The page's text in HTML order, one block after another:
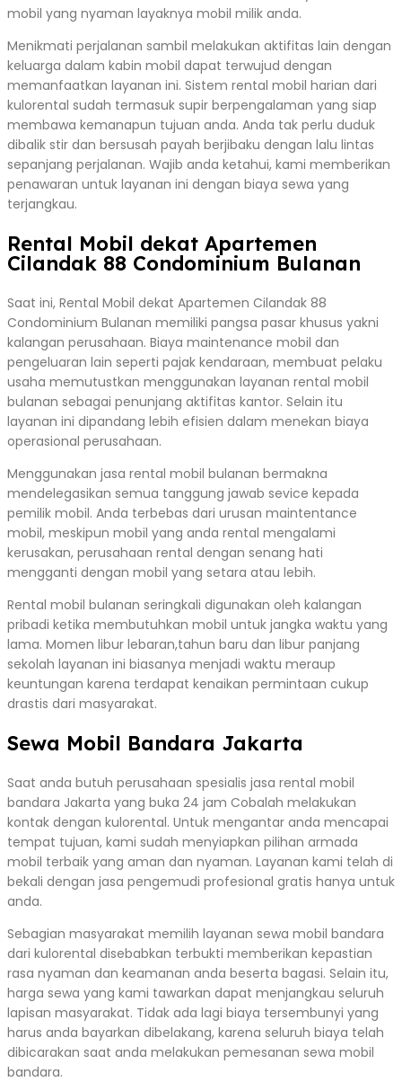
mobil yang nyaman layaknya mobil milik anda.
Menikmati perjalanan sambil melakukan aktifitas lain dengan
keluarga dalam kabin mobil dapat terwujud dengan
memanfaatkan layanan ini. Sistem rental mobil harian dari
kulorental sudah termasuk supir berpengalaman yang siap
membawa kemanapun tujuan anda. Anda tak perlu duduk
dibalik stir dan bersusah payah berjibaku dengan lalu lintas
sepanjang perjalanan. Wajib anda ketahui, kami memberikan
penawaran untuk layanan ini dengan biaya sewa yang
terjangkau.
Rental Mobil dekat Apartemen
Cilandak 88 Condominium Bulanan
Saat ini, Rental Mobil dekat Apartemen Cilandak 88
Condominium Bulanan memiliki pangsa pasar khusus yakni
kalangan perusahaan. Biaya maintenance mobil dan
pengeluaran lain seperti pajak kendaraan, membuat pelaku
usaha memutustkan menggunakan layanan rental mobil
bulanan sebagai penunjang aktifitas kantor. Selain itu
layanan ini dipandang lebih efisien dalam menekan biaya
operasional perusahaan.
Menggunakan jasa rental mobil bulanan bermakna
mendelegasikan semua tanggung jawab sevice kepada
pemilik mobil. Anda terbebas dari urusan maintentance
mobil, meskipun mobil yang anda rental mengalami
kerusakan, perusahaan rental dengan senang hati
mengganti dengan mobil yang setara atau lebih.
Rental mobil bulanan seringkali digunakan oleh kalangan
pribadi ketika membutuhkan mobil untuk jangka waktu yang
lama. Momen libur lebaran,tahun baru dan libur panjang
sekolah layanan ini biasanya menjadi waktu meraup
keuntungan karena terdapat kenaikan permintaan cukup
drastis dari masyarakat.
Sewa Mobil Bandara Jakarta
Saat anda butuh perusahaan spesialis jasa rental mobil
bandara Jakarta yang buka 24 jam Cobalah melakukan
kontak dengan kulorental. Untuk mengantar anda mencapai
tempat tujuan, kami sudah menyiapkan pilihan armada
mobil terbaik yang aman dan nyaman. Layanan kami telah di
bekali dengan jasa pengemudi profesional gratis hanya untuk
anda.
Sebagian masyarakat memilih layanan sewa mobil bandara
dari kulorental disebabkan terbukti memberikan kepastian
rasa nyaman dan keamanan anda beserta bagasi. Selain itu,
harga sewa yang kami tawarkan dapat menjangkau seluruh
lapisan masyarakat. Tidak ada lagi biaya tersembunyi yang
harus anda bayarkan dibelakang, karena seluruh biaya telah
dibicarakan saat anda melakukan pemesanan sewa mobil
bandara.